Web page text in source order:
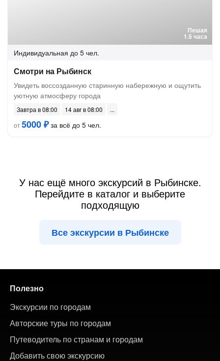
Пешая
1.5 часа
Индивидуальная до 5 чел.
Смотри на Рыбинск
Увидеть воссозданную старинную набережную и ощутить
уютную атмосферу города
Завтра в 08:00
14 авг в 08:00
от5000 ₽за всё до 5 чел.
У нас ещё много экскурсий в Рыбинске.
Перейдите в каталог и выберите
подходящую
Все экскурсии в Рыбинске
Полезно
Экскурсии по городам
Авторские туры по городам
Путеводитель по странам и городам
Добавить свою экскурсию